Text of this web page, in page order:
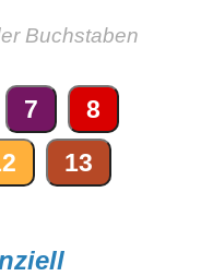
Buchstaben
7
8
13